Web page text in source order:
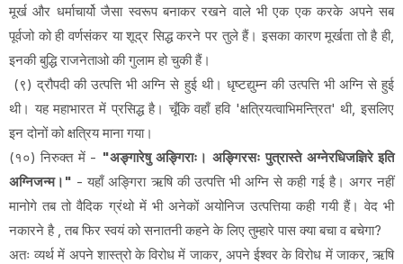
मूर्ख और धर्माचार्यो जैसा स्वरूप बनाकर रखने वाले भी एक एक करके अपने सब
पूर्वजो को ही वर्णसंकर या शूद्र सिद्ध करने पर तुले हैं। इसका कारण मूर्खता तो है ही,
इनकी बुद्धि राजनेताओ की गुलाम हो चुकी हैं।
(९) द्रौपदी की उत्पत्ति भी अग्नि से हुई थी। धृष्टद्युम्न की उत्पत्ति भी अग्नि से हुई
थी। यह महाभारत में प्रसिद्ध है। चूँकि वहाँ हवि 'क्षत्रियत्वाभिमन्त्रित' थी, इसलिए
इन दोनों को क्षत्रिय माना गया।
(१०) निरुक्त में - "अङ्गारेषु अङ्गिराः। अङ्गिरसः पुत्रास्ते अग्नेरधिजज्ञिरे इति
अग्निजन्म।" - यहाँ अङ्गिरा ऋषि की उत्पत्ति भी अग्नि से कही गई है। अगर नहीं
मानोगे तब तो वैदिक ग्रंथो में भी अनेकों अयोनिज उत्पत्तिया कही गयी हैं। वेद भी
नकारने है , तब फिर स्वयं को सनातनी कहने के लिए तुम्हारे पास क्या बचा व बचेगा?
अतः व्यर्थ में अपने शास्त्रो के विरोध में जाकर, अपने ईश्वर के विरोध में जाकर, ऋषि